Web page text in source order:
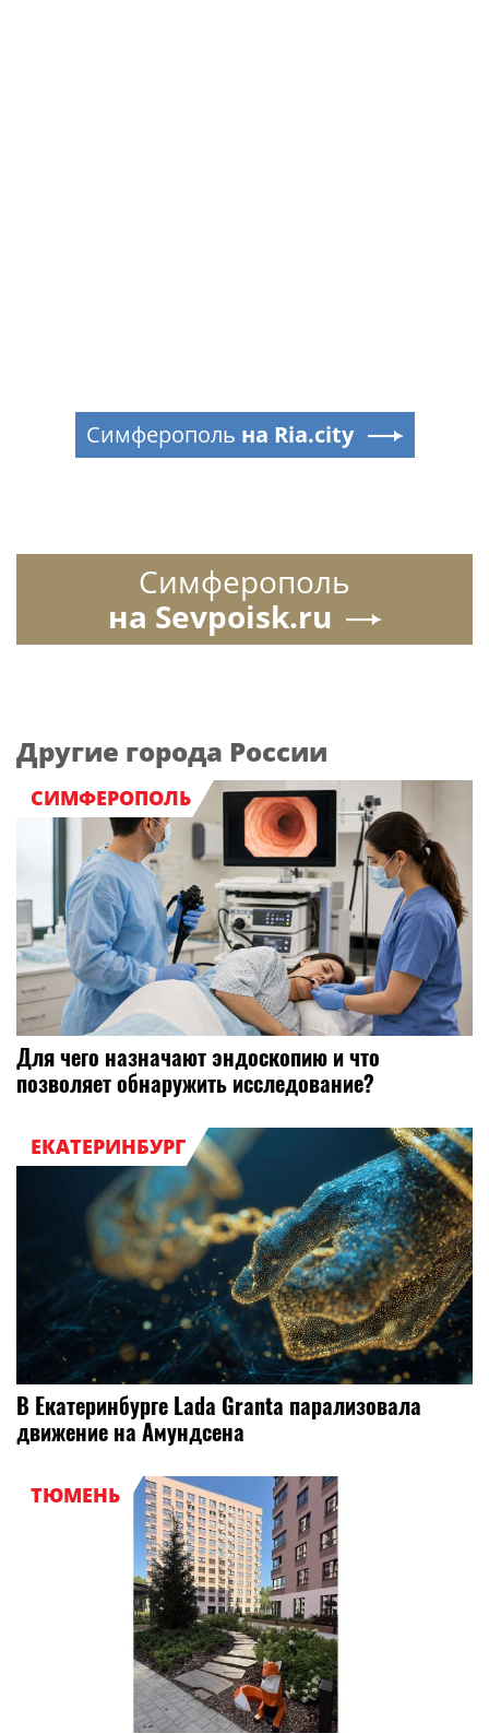
Симферополь на Ria.city
Симферополь
на Sevpoisk.ru
Другие города России
СИМФЕРОПОЛЬ
Для чего назначают эндоскопию и что
позволяет обнаружить исследование?
ЕКАТЕРИНБУРГ
В Екатеринбурге Lada Granta парализовала
движение на Амундсена
ТЮМЕНЬ